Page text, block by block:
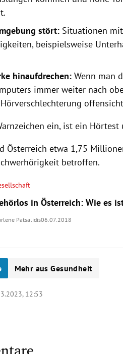
stört:Situationen mit
beispielsweise
hinaufdrechen:Wenn man
immer weiter nach
ein, ist ein
Österreich etwa 1,75
betroffen.
in Österreich: Wie es
Patsalidis06.07.2018
Mehr aus Gesundheit
12:53